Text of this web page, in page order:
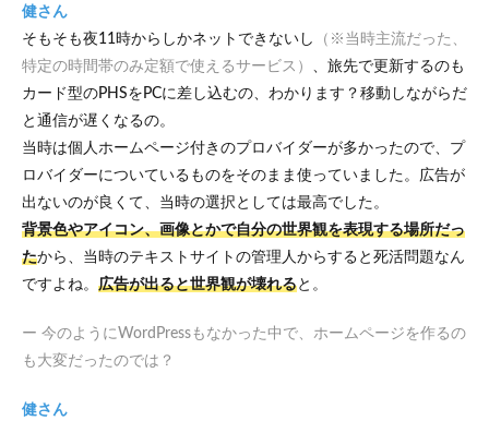
健さん
そもそも夜11時からしかネットできないし
（※当時主流だった、
特定の時間帯のみ定額で使えるサービス） 、旅先で更新するのも
カード型のPHSをPCに差し込むの、わかります？移動しながらだ
と通信が遅くなるの。
当時は個人ホームページ付きのプロバイダーが多かったので、プ
ロバイダーについているものをそのまま使っていました。広告が
出ないのが良くて、当時の選択としては最高でした。
背景色やアイコン、画像とかで自分の世界観を表現する場所だっ
たから、当時のテキストサイトの管理人からすると死活問題なん
ですよね。 広告が出ると世界観が壊れると。
ー 今のようにWordPressもなかった中で、ホームページを作るの
も大変だったのでは？
健さん